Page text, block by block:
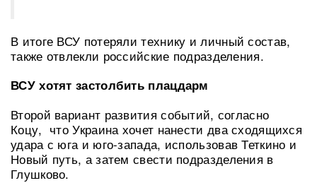
В итоге ВСУ потеряли технику и личный состав,
также отвлекли российские подразделения.
ВСУ хотят застолбить плацдарм
Второй вариант развития событий, согласно
Коцу, что Украина хочет нанести два сходящихся
удара с юга и юго-запада, использовав Теткино и
Новый путь, а затем свести подразделения в
Глушково.